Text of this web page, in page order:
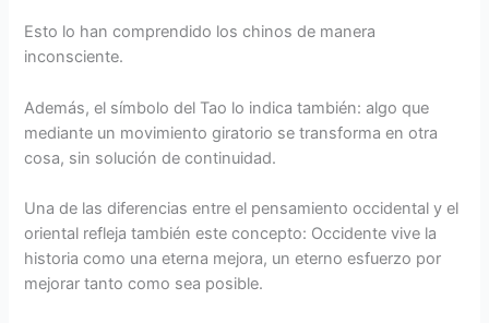
Esto lo han comprendido los chinos de manera
inconsciente.
Además, el símbolo del Tao lo indica también: algo que
mediante un movimiento giratorio se transforma en otra
cosa, sin solución de continuidad.
Una de las diferencias entre el pensamiento occidental y el
oriental refleja también este concepto: Occidente vive la
historia como una eterna mejora, un eterno esfuerzo por
mejorar tanto como sea posible.